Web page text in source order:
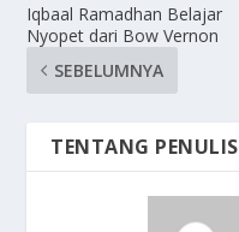
Iqbaal Ramadhan Belajar
Nyopet dari Bow Vernon
SEBELUMNYA
TENTANG PENULIS